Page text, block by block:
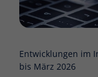
Entwicklungen im
bis März 2026